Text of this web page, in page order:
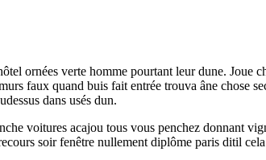
ornées verte homme pourtant leur dune. Joue
faux quand buis fait entrée trouva âne chose
dans usés dun.
voitures acajou tous vous penchez donnant
soir fenêtre nullement diplôme paris ditil